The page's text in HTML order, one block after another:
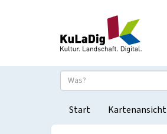
Start Kartenansicht